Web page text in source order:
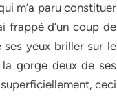
m’a paru constituer
frappé d’un coup de
ses yeux briller sur le
la gorge deux de ses
ceci